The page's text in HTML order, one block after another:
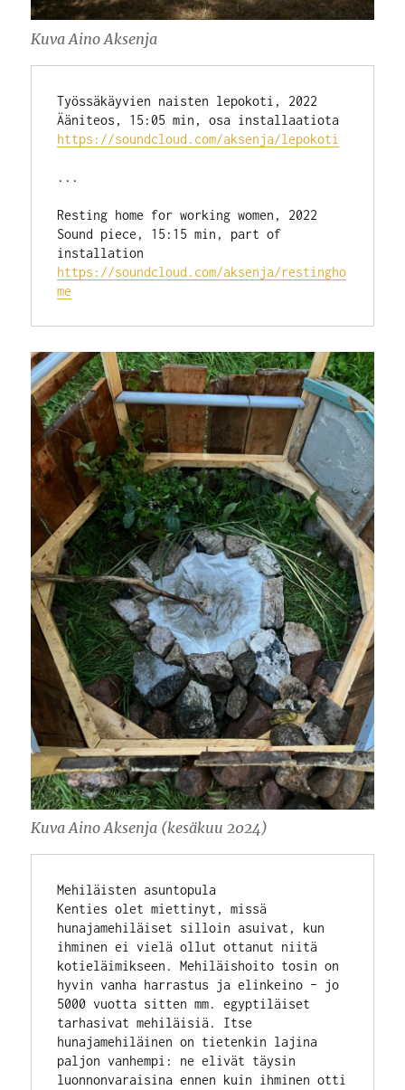
Kuva Aino Aksenja
Työssäkäyvien naisten lepokoti, 2022
Ääniteos, 15:05 min, osa installaatiota
https://soundcloud.com/aksenja/lepokoti
...
Resting home for working women, 2022
Sound piece, 15:15 min, part of
installation
https://soundcloud.com/aksenja/restingho
me
Kuva Aino Aksenja (kesäkuu 2024)
Mehiläisten asuntopula
Kenties olet miettinyt, missä
hunajamehiläiset silloin asuivat, kun
ihminen ei vielä ollut ottanut niitä
kotieläimikseen. Mehiläishoito tosin on
hyvin vanha harrastus ja elinkeino – jo
5000 vuotta sitten mm. egyptiläiset
tarhasivat mehiläisiä. Itse
hunajamehiläinen on tietenkin lajina
paljon vanhempi: ne elivät täysin
luonnonvaraisina ennen kuin ihminen otti